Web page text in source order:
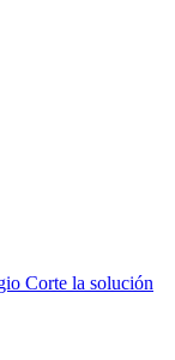
Corte la solución